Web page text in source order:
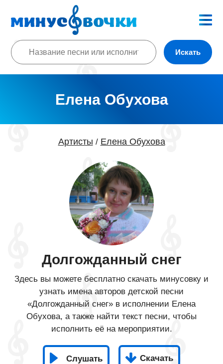
Искать
Елена Обухова
Артисты / Елена Обухова
Долгожданный снег
Здесь вы можете бесплатно скачать минусовку и
узнать имена авторов детской песни
«Долгожданный снег» в исполнении Елена
Обухова, а также найти текст песни, чтобы
исполнить её на мероприятии.
Слушать Скачать